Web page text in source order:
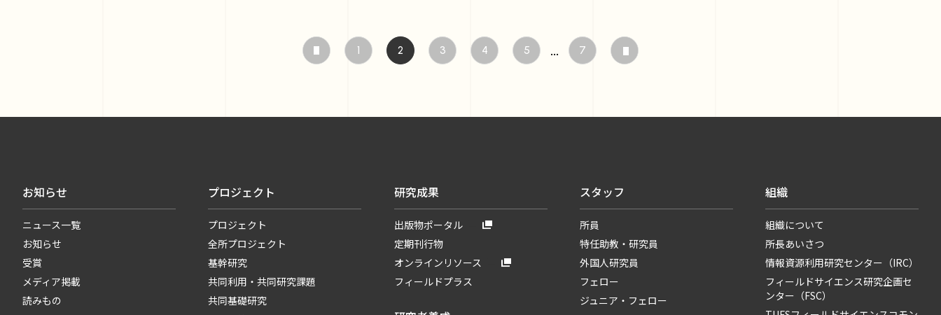
1 2 3 4 5 ... 7
お知らせ
ニュース一覧
お知らせ
受賞
メディア掲載
読みもの
プロジェクト
プロジェクト
全所プロジェクト
基幹研究
共同利用・共同研究課題
共同基礎研究
研究成果
出版物ポータル
定期刊行物
オンラインリソース
フィールドプラス
スタッフ
所員
特任助教・研究員
外国人研究員
フェロー
ジュニア・フェロー
組織
組織について
所長あいさつ
情報資源利用研究センター（IRC）
フィールドサイエンス研究企画セ
ンター（FSC）